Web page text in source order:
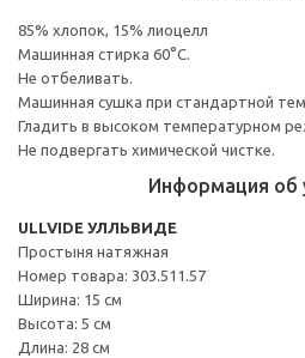
85% хлопок, 15% лиоцелл
Машинная стирка 60°С.
Не отбеливать.
Машинная сушка при стандартной
Гладить в высоком температурном
Не подвергать химической чистке.
Информация об
ULLVIDE УЛЛЬВИДЕ
Простыня натяжная
Номер товара: 303.511.57
Ширина: 15 см
Высота: 5 см
Длина: 28 см